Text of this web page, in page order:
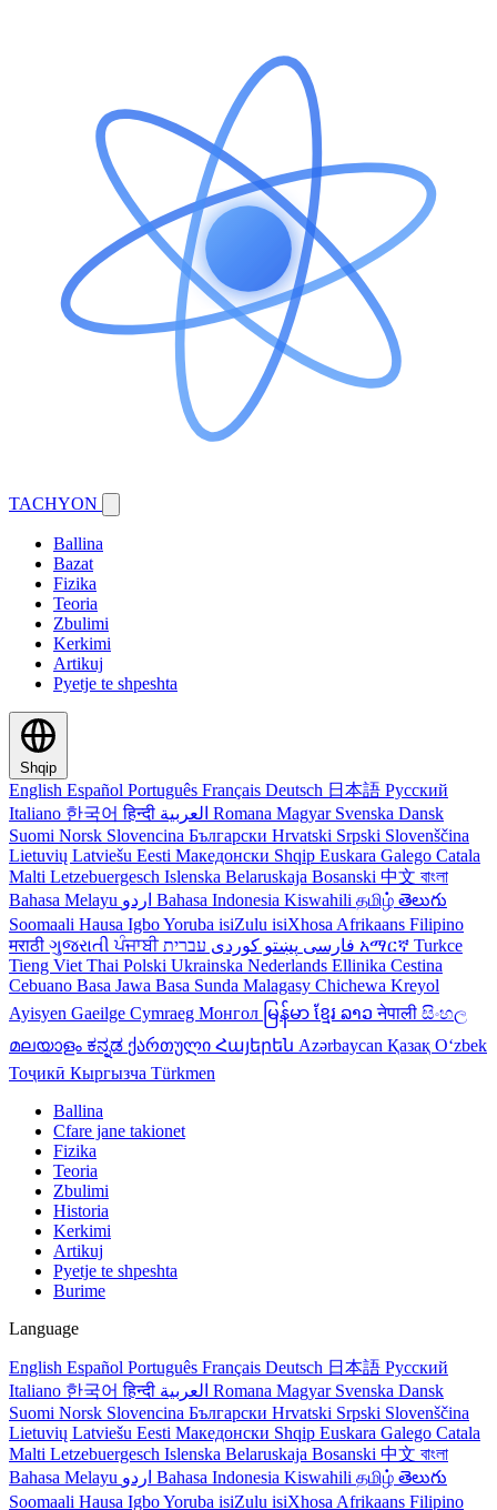
TACHYON
Ballina
Bazat
Fizika
Teoria
Zbulimi
Kerkimi
Artikuj
Pyetje te shpeshta
Shqip
English Español Português Français Deutsch 日本語 Русский
Italiano 한국어हिन्दी Romana Magyar Svenska Dansk
Suomi Norsk Slovencina Български Hrvatski Srpski Slovenščina
Lietuvių Latviešu Eesti Македонски Shqip Euskara Galego Catala
Malti Letzebuergesch Islenska Belaruskaja Bosanski 中文 বাংলা
Bahasa Melayu
Bahasa Indonesia Kiswahili தமிழ் తెలుగు
Soomaali Hausa IgboYoruba isiZulu isiXhosa Afrikaans Filipino
मराठी ગુજરાતીਪੰਜਾਬੀ فارسی پښتو کوردی አማርኛ Turkce
Tieng Viet Thai Polski Ukrainska Nederlands Ellinika Cestina
Cebuano Basa Jawa Basa Sunda Malagasy Chichewa Kreyol
Ayisyen Gaeilge Cymraeg Монгол မြန်မာ ខ្មែរ ລາວनेपाली සිංහල
മലയാളം ಕನ್ನಡ ქართული Հայերեն Azərbaycan Қазақ Oʻzbek
Тоҷикӣ Кыргызча Türkmen
Ballina
Cfare jane takionet
Fizika
Teoria
Zbulimi
Historia
Kerkimi
Artikuj
Pyetje te shpeshta
Burime
Language
English Español Português Français Deutsch 日本語 Русский
Italiano 한국어हिन्दी Romana Magyar Svenska Dansk
Suomi Norsk Slovencina Български Hrvatski Srpski Slovenščina
Lietuvių Latviešu Eesti Македонски Shqip Euskara Galego Catala
Malti Letzebuergesch Islenska Belaruskaja Bosanski 中文 বাংলা
Bahasa Melayu
Bahasa Indonesia Kiswahili தமிழ் తెలుగు
Soomaali Hausa IgboYoruba isiZulu isiXhosa Afrikaans Filipino